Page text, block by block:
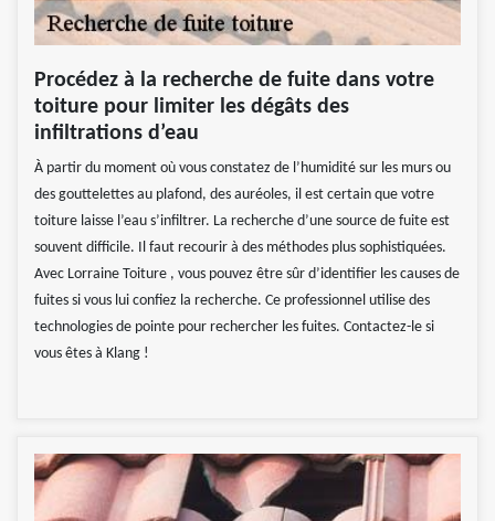
Procédez à la recherche de fuite dans votre
toiture pour limiter les dégâts des
infiltrations d’eau
À partir du moment où vous constatez de l’humidité sur les murs ou
des gouttelettes au plafond, des auréoles, il est certain que votre
toiture laisse l’eau s’infiltrer. La recherche d’une source de fuite est
souvent difficile. Il faut recourir à des méthodes plus sophistiquées.
Avec Lorraine Toiture , vous pouvez être sûr d’identifier les causes de
fuites si vous lui confiez la recherche. Ce professionnel utilise des
technologies de pointe pour rechercher les fuites. Contactez-le si
vous êtes à Klang !